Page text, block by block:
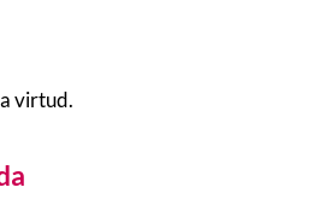
virtud.